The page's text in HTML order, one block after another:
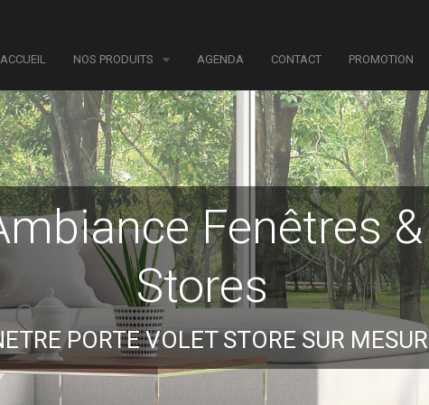
ACCUEIL NOS PRODUITS AGENDA CONTACT PROMOTION
Fenêtres &
Stores
PORTE VOLET STORE SUR